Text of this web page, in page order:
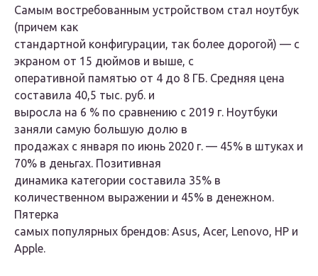
Самым востребованным устройством стал ноутбук
(причем как
стандартной конфигурации, так более дорогой) — с
экраном от 15 дюймов и выше, с
оперативной памятью от 4 до 8 ГБ. Средняя цена
составила 40,5 тыс. руб. и
выросла на 6 % по сравнению с 2019 г. Ноутбуки
заняли самую большую долю в
продажах с января по июнь 2020 г. — 45% в штуках и
70% в деньгах. Позитивная
динамика категории составила 35% в
количественном выражении и 45% в денежном.
Пятерка
самых популярных брендов: Asus, Acer, Lenovo, HP и
Apple.